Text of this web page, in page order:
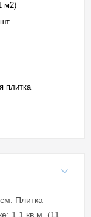
м2)
плитка
Плитка
1,1 кв.м. (11